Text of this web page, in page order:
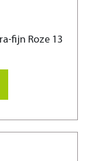
fijn Roze 13